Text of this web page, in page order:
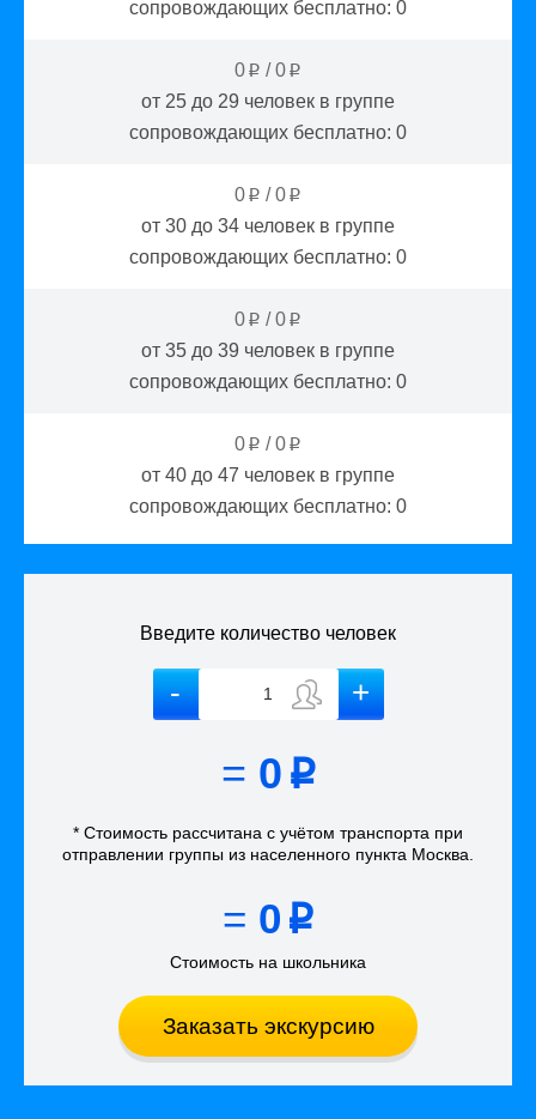
сопровождающих бесплатно: 0
0 p /0 p
от 25 до 29 человек в группе
сопровождающих бесплатно: 0
0 p /0 p
от 30 до 34 человек в группе
сопровождающих бесплатно: 0
0 p /0 p
от 35 до 39 человек в группе
сопровождающих бесплатно: 0
0 p /0 p
от 40 до 47 человек в группе
сопровождающих бесплатно: 0
Введите количество человек
= 0 p
* Стоимость рассчитана с учётом транспорта при
отправлении группы из населенного пункта Москва
= 0 p
Стоимость на школьника
Заказать экскурсию